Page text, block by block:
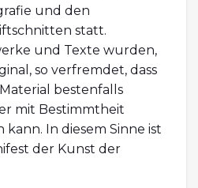
und den
statt.
und Texte wurden,
so verfremdet, dass
bestenfalls
mit Bestimmtheit
In diesem Sinne ist
der Kunst der